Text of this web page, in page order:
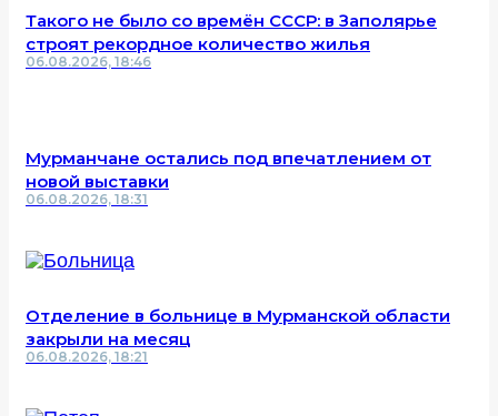
Такого не было со времён СССР: в Заполярье
строят рекордное количество жилья
06.08.2026, 18:46
Мурманчане остались под впечатлением от
новой выставки
06.08.2026, 18:31
Отделение в больнице в Мурманской области
закрыли на месяц
06.08.2026, 18:21